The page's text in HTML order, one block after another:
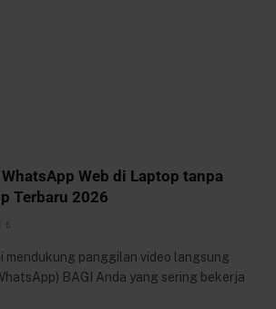
Web di Laptop tanpa
Terbaru 2026
6
mendukung panggilan video langsung
BAGI Anda yang sering bekerja